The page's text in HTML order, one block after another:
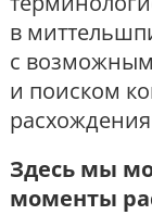
в
с
и поиском
Здесь мы
моменты